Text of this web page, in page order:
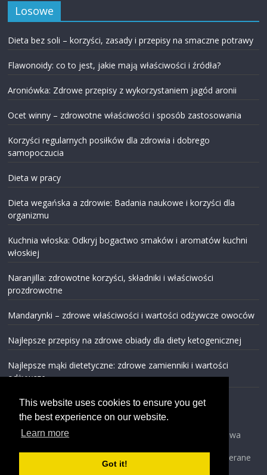
This website uses cookies to ensure you get
the best experience on our website.
Learn more
Got it!
Losowe
Dieta bez soli – korzyści, zasady i przepisy na smaczne potrawy
Flawonoidy: co to jest, jakie mają właściwości i źródła?
Aroniówka: Zdrowe przepisy z wykorzystaniem jagód aronii
Ocet winny – zdrowotne właściwości i sposób zastosowania
Korzyści regularnych posiłków dla zdrowia i dobrego
samopoczucia
Dieta w pracy
Dieta wegańska a zdrowie: Badania naukowe i korzyści dla
organizmu
Kuchnia włoska: Odkryj bogactwo smaków i aromatów kuchni
włoskiej
Naranjilla: zdrowotne korzyści, składniki i właściwości
prozdrowotne
Mandarynki – zdrowe właściwości i wartości odżywcze owoców
Najlepsze przepisy na zdrowe obiady dla diety ketogenicznej
Najlepsze mąki dietetyczne: zdrowe zamienniki i wartości
odżywcze
Prawa autorskie © 2026
. Wszystkie prawa
Szablon: ColorMag opracowany przez ThemeGrill. Wspierane
przez WordPress